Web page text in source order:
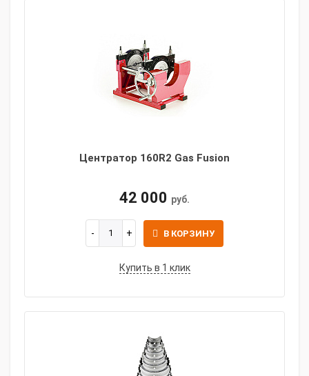
Центратор 160R2 Gas Fusion
42 000 руб.
В КОРЗИНУ
Купить в 1 клик